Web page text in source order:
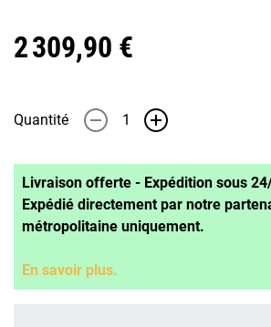
2 309,90 €
Quantité - +
Livraison offerte - Expédition sous
Expédié directement par notre
métropolitaine uniquement.
En savoir plus.